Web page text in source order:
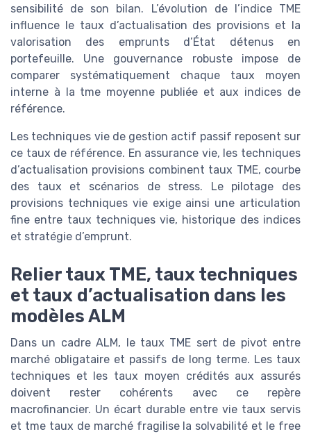
sensibilité de son bilan. L’évolution de l’indice TME
influence le taux d’actualisation des provisions et la
valorisation des emprunts d’État détenus en
portefeuille. Une gouvernance robuste impose de
comparer systématiquement chaque taux moyen
interne à la tme moyenne publiée et aux indices de
référence.
Les techniques vie de gestion actif passif reposent sur
ce taux de référence. En assurance vie, les techniques
d’actualisation provisions combinent taux TME, courbe
des taux et scénarios de stress. Le pilotage des
provisions techniques vie exige ainsi une articulation
fine entre taux techniques vie, historique des indices
et stratégie d’emprunt.
Relier taux TME, taux techniques
et taux d’actualisation dans les
modèles ALM
Dans un cadre ALM, le taux TME sert de pivot entre
marché obligataire et passifs de long terme. Les taux
techniques et les taux moyen crédités aux assurés
doivent rester cohérents avec ce repère
macrofinancier. Un écart durable entre vie taux servis
et tme taux de marché fragilise la solvabilité et le free